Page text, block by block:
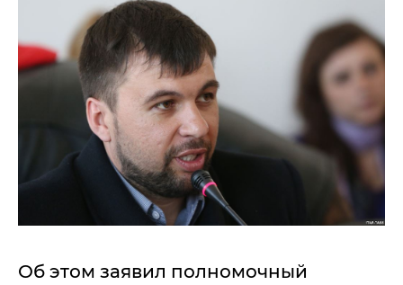
Об этом заявил полномочный